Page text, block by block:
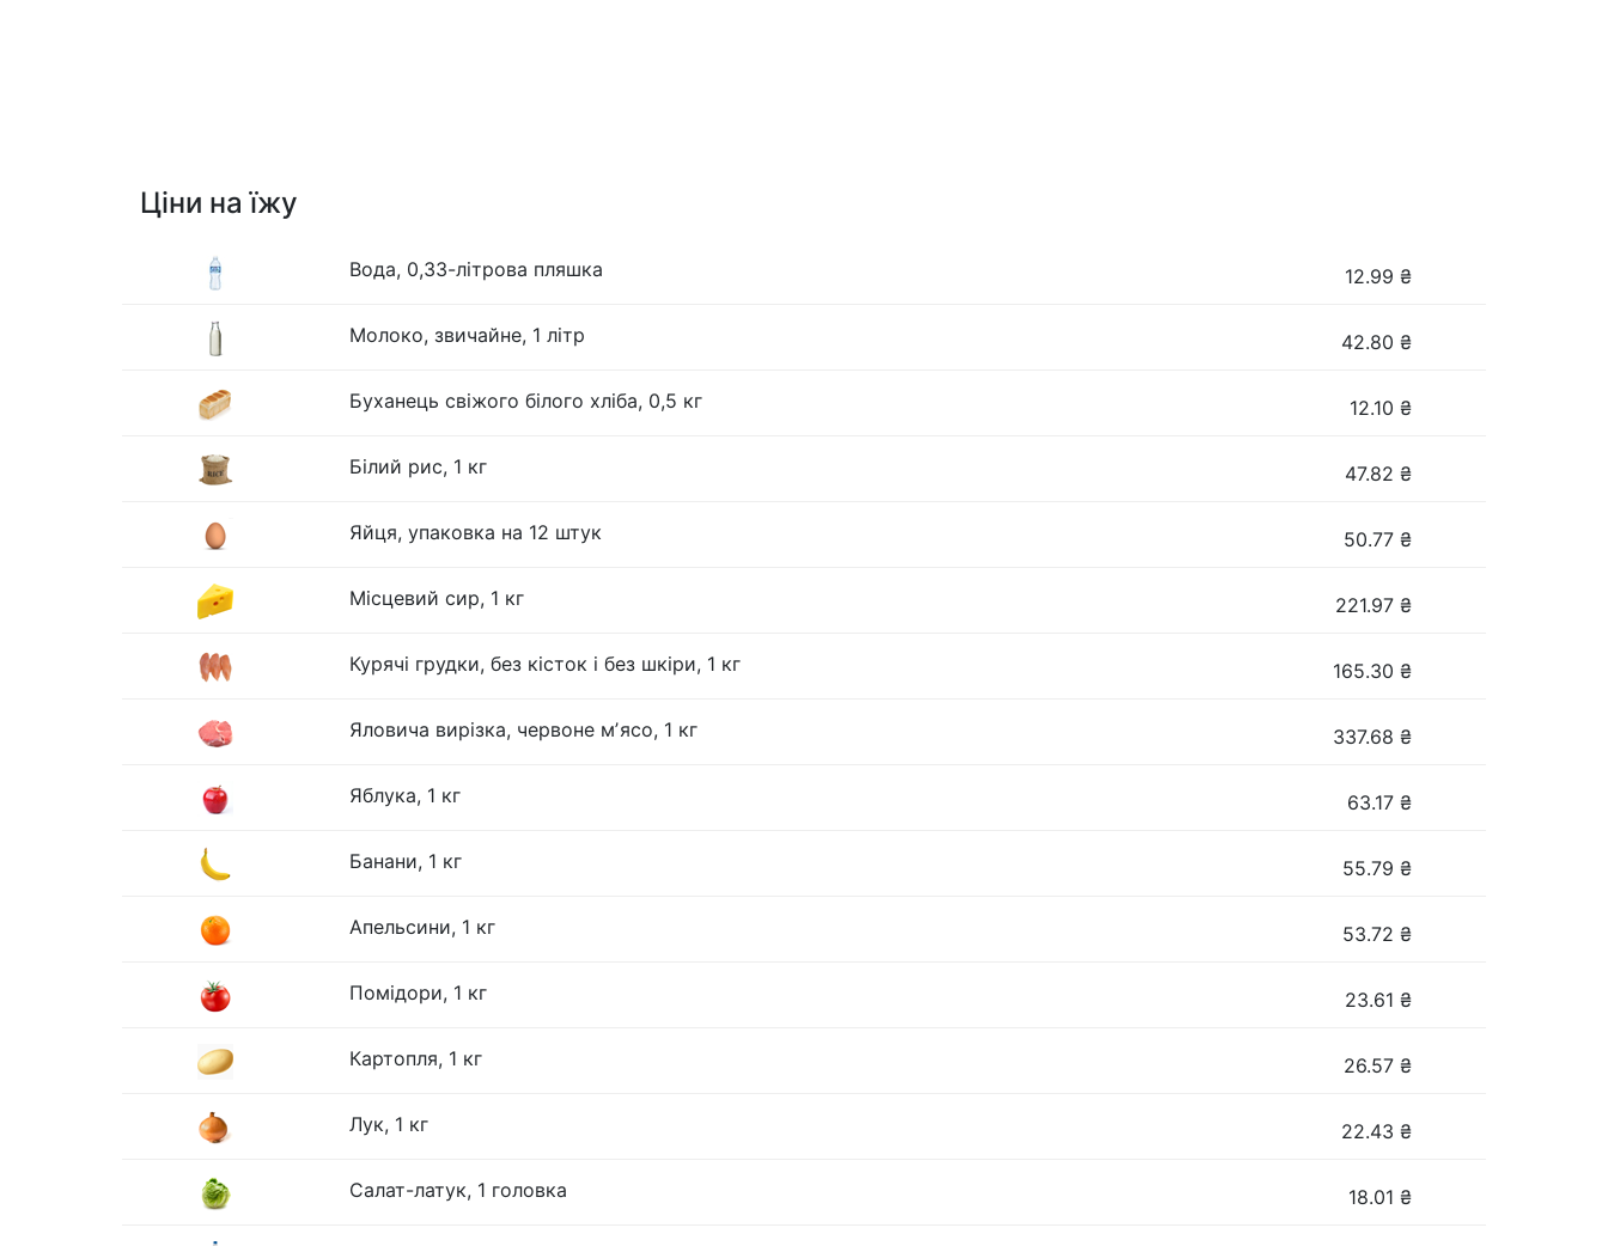
Ціни на їжу
Вода, 0,33-літрова пляшка 12.99 ₴
Молоко, звичайне, 1 літр 42.80 ₴
Буханець свіжого білого хліба, 0,5 кг 12.10 ₴
Білий рис, 1 кг 47.82 ₴
Яйця, упаковка на 12 штук 50.77 ₴
Місцевий сир, 1 кг 221.97 ₴
Курячі грудки, без кісток і без шкіри, 1 кг 165.30 ₴
Яловича вирізка, червоне мʼясо, 1 кг 337.68 ₴
Яблука, 1 кг 63.17 ₴
Банани, 1 кг 55.79 ₴
Апельсини, 1 кг 53.72 ₴
Помідори, 1 кг 23.61 ₴
Картопля, 1 кг 26.57 ₴
Лук, 1 кг 22.43 ₴
Салат-латук, 1 головка 18.01 ₴